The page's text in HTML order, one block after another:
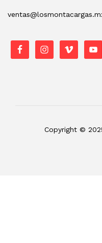
Copyright ©